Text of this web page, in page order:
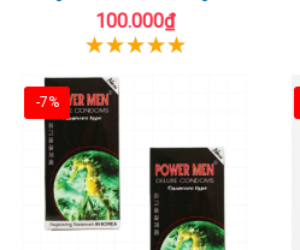
cảm
100.000₫
-7%